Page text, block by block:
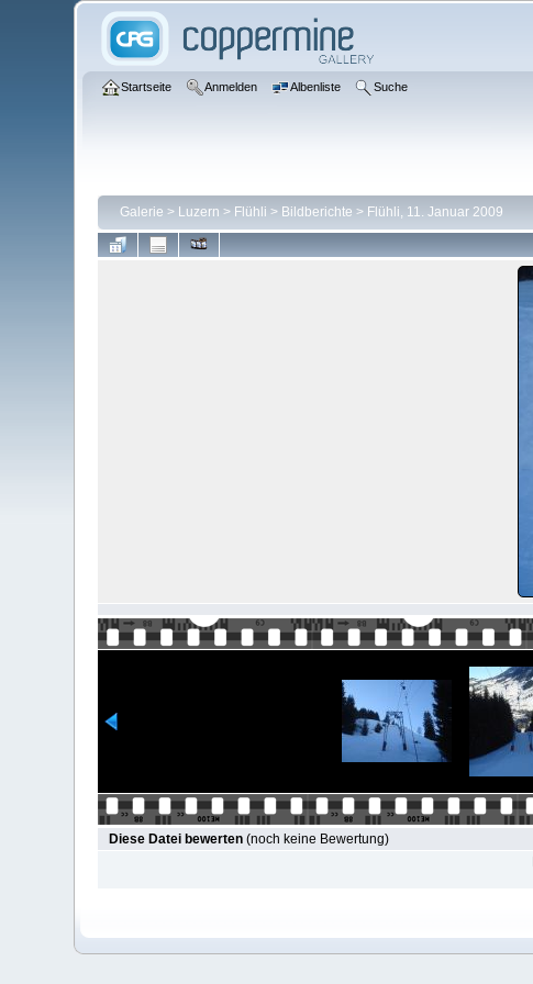
Startseite Anmelden Albenliste Suche
Galerie > Luzern > Flühli > Bildberichte > Flühli, 11. Januar 2009
Diese Datei bewerten(noch keine Bewertung)